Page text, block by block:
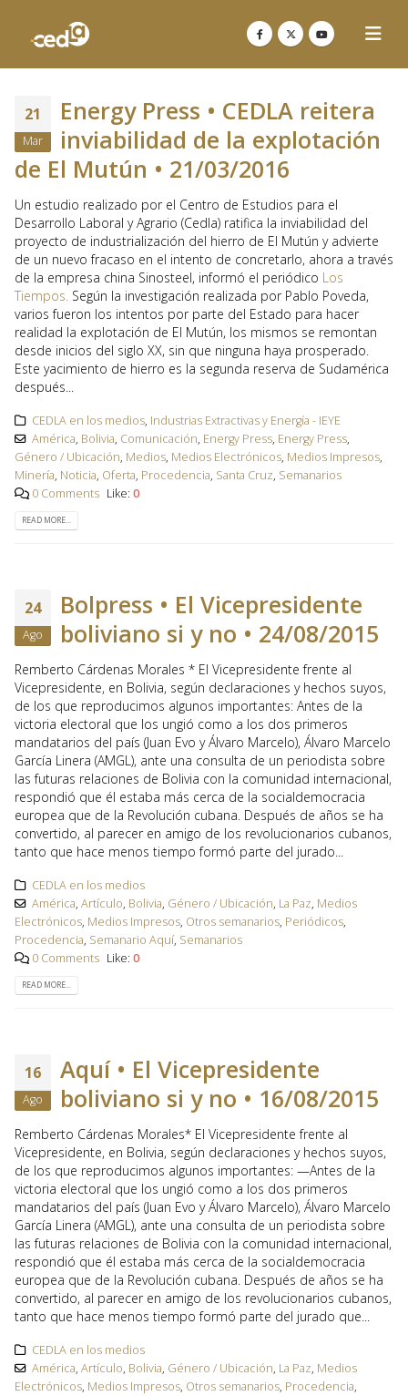
21
Mar
Energy Press • CEDLA reitera
inviabilidad de la explotación
de El Mutún • 21/03/2016
Un estudio realizado por el Centro de Estudios para el
Desarrollo Laboral y Agrario (Cedla) ratifica la inviabilidad del
proyecto de industrialización del hierro de El Mutún y advierte
de un nuevo fracaso en el intento de concretarlo, ahora a través
de la empresa china Sinosteel, informó el periódico Los
Tiempos. Según la investigación realizada por Pablo Poveda,
varios fueron los intentos por parte del Estado para hacer
realidad la explotación de El Mutún, los mismos se remontan
desde inicios del siglo XX, sin que ninguna haya prosperado.
Este yacimiento de hierro es la segunda reserva de Sudamérica
después...
CEDLA en los medios, Industrias Extractivas y Energía - IEYE
América, Bolivia, Comunicación, Energy Press, Energy Press,
Género / Ubicación, Medios, Medios Electrónicos, Medios Impresos,
Minería, Noticia, Oferta, Procedencia, Santa Cruz, Semanarios
0 Comments Like: 0
READ MORE...
24
Ago
Bolpress • El Vicepresidente
boliviano si y no • 24/08/2015
Remberto Cárdenas Morales * El Vicepresidente frente al
Vicepresidente, en Bolivia, según declaraciones y hechos suyos,
de los que reproducimos algunos importantes: Antes de la
victoria electoral que los ungió como a los dos primeros
mandatarios del país (Juan Evo y Álvaro Marcelo), Álvaro Marcelo
García Linera (AMGL), ante una consulta de un periodista sobre
las futuras relaciones de Bolivia con la comunidad internacional,
respondió que él estaba más cerca de la socialdemocracia
europea que de la Revolución cubana. Después de años se ha
convertido, al parecer en amigo de los revolucionarios cubanos,
tanto que hace menos tiempo formó parte del jurado...
CEDLA en los medios
América, Artículo, Bolivia, Género / Ubicación, La Paz, Medios
Electrónicos, Medios Impresos, Otros semanarios, Periódicos,
Procedencia, Semanario Aquí, Semanarios
0 Comments Like: 0
READ MORE...
16
Ago
Aquí • El Vicepresidente
boliviano si y no • 16/08/2015
Remberto Cárdenas Morales* El Vicepresidente frente al
Vicepresidente, en Bolivia, según declaraciones y hechos suyos,
de los que reproducimos algunos importantes: —Antes de la
victoria electoral que los ungió como a los dos primeros
mandatarios del país (Juan Evo y Álvaro Marcelo), Álvaro Marcelo
García Linera (AMGL), ante una consulta de un periodista sobre
las futuras relaciones de Bolivia con la comunidad internacional,
respondió que él estaba más cerca de la socialdemocracia
europea que de la Revolución cubana. Después de años se ha
convertido, al parecer en amigo de los revolucionarios cubanos,
tanto que hace menos tiempo formó parte del jurado que...
CEDLA en los medios
América, Artículo, Bolivia, Género / Ubicación, La Paz, Medios
Electrónicos, Medios Impresos, Otros semanarios, Procedencia,